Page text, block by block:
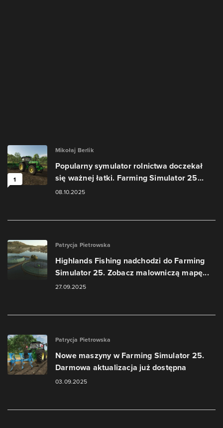
1
Mikołaj Berlik
Popularny symulator rolnictwa doczekał
się ważnej łatki. Farming Simulator 25...
08.10.2025
Patrycja Pietrowska
Highlands Fishing nadchodzi do Farming
Simulator 25. Zobacz malowniczą mapę...
27.09.2025
Patrycja Pietrowska
Nowe maszyny w Farming Simulator 25.
Darmowa aktualizacja już dostępna
03.09.2025